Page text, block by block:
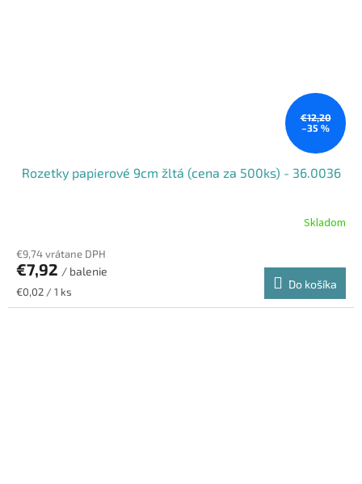
€12,20
–35 %
Rozetky papierové 9cm žltá (cena za 500ks) - 36.0036
Skladom
€9,74 vrátane DPH
€7,92 / balenie
Jednotková
cena:
€0,02 / 1 ks
Do košíka